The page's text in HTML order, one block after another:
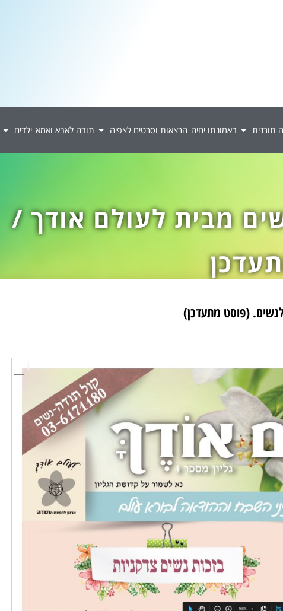
תורנית באמונתו יחיה הרצאות וסרטים לצפיה תודה לאבא ואמא ילדים
מבית לעולם אודך /
(פוסט מתעדכן)